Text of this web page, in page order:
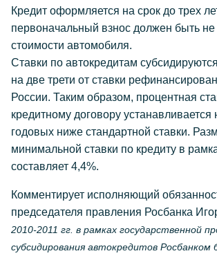
Кредит оформляется на срок до трех
первоначальный взнос должен быть
стоимости автомобиля.
Ставки по автокредитам
на две трети от ставки
России. Таким образом, процентная
кредитному договору устанавливается
годовых ниже стандартной ставки.
минимальной ставки по кредиту в
составляет 4,4%.
Комментирует исполняющий
председателя правления Росбанка
2010-2011 гг. в рамках государственной
субсидирования автокредитов Росбанком